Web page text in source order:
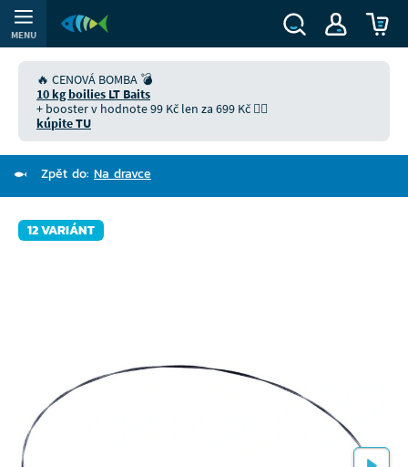
MENU
🔥 CENOVÁ BOMBA 💣
10 kg boilies LT Baits
+ booster v hodnote 99 Kč len za 699 Kč 👉🏻
kúpite TU
Zpět do: Na dravce
12 VARIÁNT